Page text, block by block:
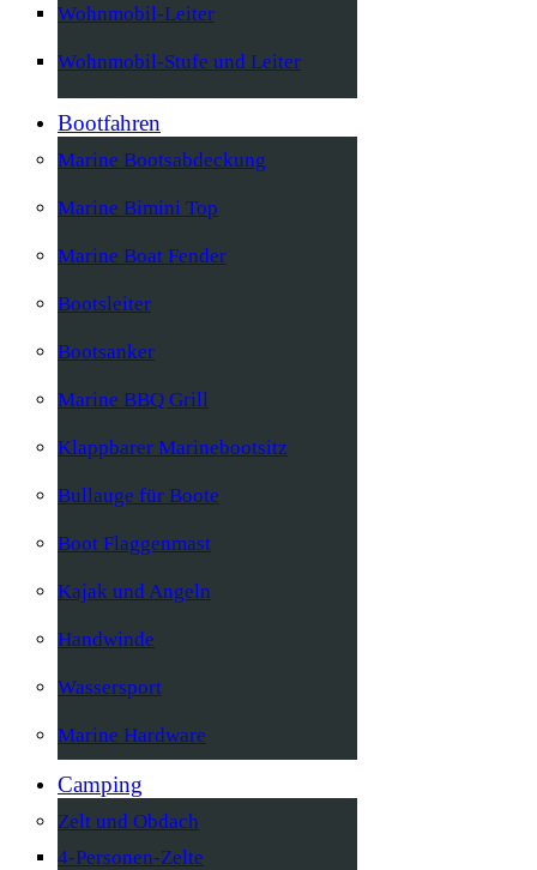
Wohnmobil-Leiter
Wohnmobil-Stufe und Leiter
Bootfahren
Marine Bootsabdeckung
Marine Bimini Top
Marine Boat Fender
Bootsleiter
Bootsanker
Marine BBQ Grill
Klappbarer Marinebootsitz
Bullauge für Boote
Boot Flaggenmast
Kajak und Angeln
Handwinde
Wassersport
Marine Hardware
Camping
Zelt und Obdach
4-Personen-Zelte